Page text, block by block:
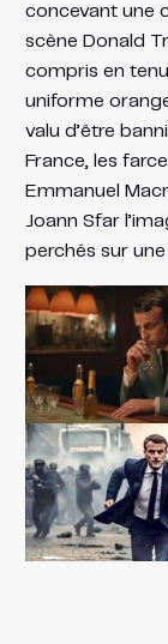
concevant une
scène Donald
compris en
uniforme
valu d’être
France, les
Emmanuel
Joann Sfar
perchés sur